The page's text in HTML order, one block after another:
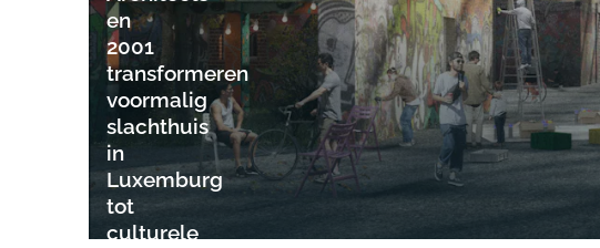
en
2001
transformeren
voormalig
slachthuis
in
Luxemburg
tot
culturele